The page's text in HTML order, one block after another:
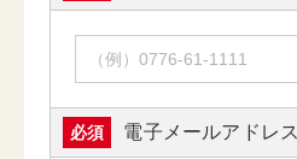
必須 電子メールアドレス